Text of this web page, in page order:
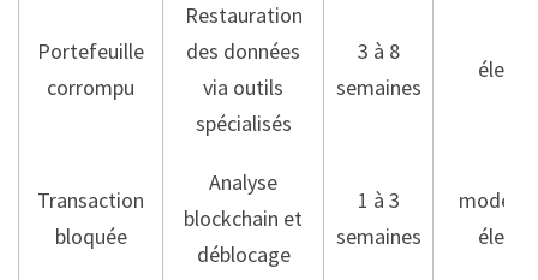
Portefeuille
corrompu
Restauration
des données
via outils
spécialisés
3 à 8
semaines
élevé
Transaction
bloquée
Analyse
blockchain et
déblocage
1 à 3
semaines
modéré
élevé